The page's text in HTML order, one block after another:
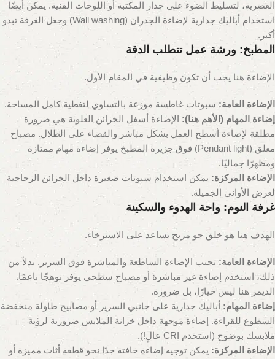
العصرية، لتسليط الضوء على جدار المكتبة أو اللوحات الفنية. يمكن أيضًا
استخدام أباليك جدارية لإضاءة الجدران (Wall washing) وجعل الغرفة تبدو
أكبر.
المطبخ: ورشة عمل تتطلب الدقة
الإضاءة هنا يجب أن تكون وظيفية في المقام الأول.
الإضاءة العامة:سبوتات غاطسة موزعة بالتساوي لتغطية كامل المساحة.
إضاءة المهام (الأهم هنا): الإضاءة أسفل الخزائن العلوية هي ضرورة
مطلقة لإضاءة أسطح العمل بشكل مباشر والقضاء على الظلال. مصباح
معلق (Pendant light) فوق جزيرة المطبخ يوفر إضاءة مهام ممتازة
ومظهرًا جماليًا.
الإضاءة المركزة: يمكن استخدام سبوتات صغيرة داخل الخزائن الزجاجية
لعرض الأواني الجميلة.
غرفة النوم: واحة الهدوء والسكينة
الهدف هنا هو خلق جو مريح يساعد على الاسترخاء.
الإضاءة العامة:تجنب الإضاءة الساطعة والمباشرة فوق السرير. بدلاً من
ذلك، استخدم إضاءة غير مباشرة أو مصباح سطحي يوفر توهجًا ناعمًا.
الديمر هنا ليس خيارًا، بل ضرورة.
إضاءة المهام: أباليك جدارية على جانبي السرير أو مصابيح طاولة منخفضة
السطوع للقراءة. إضاءة موجهة داخل خزانة الملابس ضرورية لرؤية
ملابسك بوضوح (استخدم CRI عالٍ!).
الإضاءة المركزة: يمكن توجيه إضاءة خافتة جدًا نحو قطعة أثاث مميزة أو